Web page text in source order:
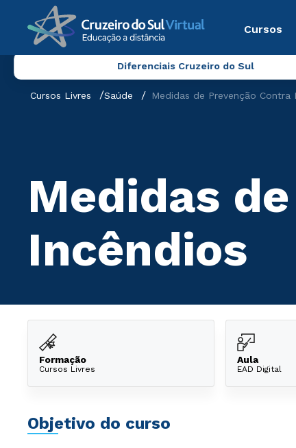
Cursos
Diferenciais Cruzeiro do Sul
Cursos Livres Saúde Medidas de Prevenção Contra
Medidas
Incêndios
Formação
Cursos Livres
Aula
EAD Digital
Objetivo do curso